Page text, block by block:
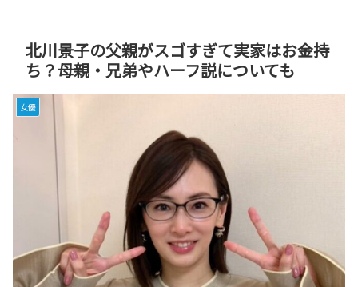
北川景子の父親がスゴすぎて実家はお金持
ち？母親・兄弟やハーフ説についても
女優